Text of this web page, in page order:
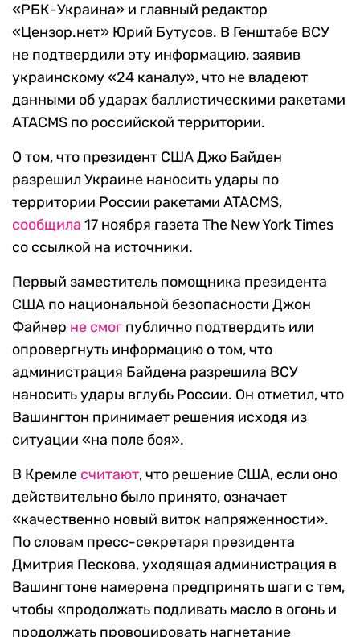
«РБК-Украина» и главный редактор
«Цензор.нет» Юрий Бутусов. В Генштабе ВСУ
не подтвердили эту информацию, заявив
украинскому «24 каналу», что не владеют
данными об ударах баллистическими ракетами
ATACMS по российской территории.
О том, что президент США Джо Байден
разрешил Украине наносить удары по
территории России ракетами ATACMS,
сообщила 17 ноября газета The New York Times
со ссылкой на источники.
Первый заместитель помощника президента
США по национальной безопасности Джон
Файнер не смог публично подтвердить или
опровергнуть информацию о том, что
администрация Байдена разрешила ВСУ
наносить удары вглубь России. Он отметил, что
Вашингтон принимает решения исходя из
ситуации «на поле боя».
В Кремле считают, что решение США, если оно
действительно было принято, означает
«качественно новый виток напряженности».
По словам пресс-секретаря президента
Дмитрия Пескова, уходящая администрация в
Вашингтоне намерена предпринять шаги с тем,
чтобы «продолжать подливать масло в огонь и
продолжать провоцировать нагнетание